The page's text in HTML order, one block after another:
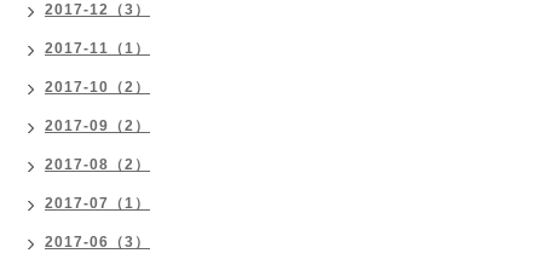
2017-12（3）
2017-11（1）
2017-10（2）
2017-09（2）
2017-08（2）
2017-07（1）
2017-06（3）